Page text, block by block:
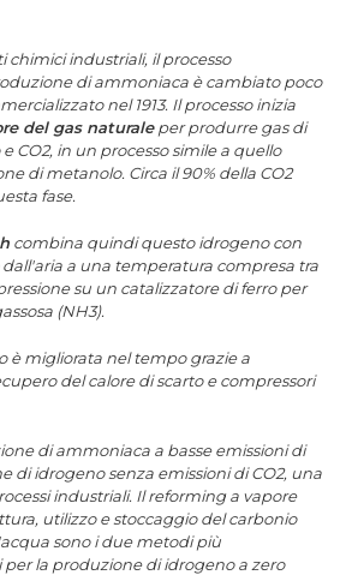
industriali, il processo
di ammoniaca è cambiato poco
nel 1913. Il processo inizia
del gas naturaleper produrre gas di
CO2, in un processo simile a quello
di metanolo. Circa il 90% della CO2
fase.
combina quindi questo idrogeno con
dall'aria a una temperatura compresa tra
su un catalizzatore di ferro per
(NH3).
è migliorata nel tempo grazie a
del calore di scarto e compressori
di ammoniaca a basse emissioni di
di idrogeno senza emissioni di CO2, una
industriali. Il reforming a vapore
utilizzo e stoccaggio del carbonio
sono i due metodi più
la produzione di idrogeno a zero